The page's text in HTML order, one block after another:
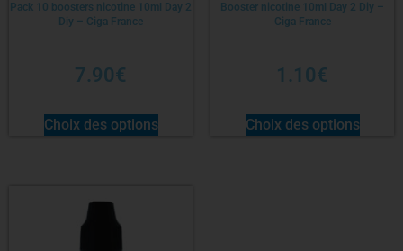
Pack 10 boosters nicotine 10ml Day 2
Diy – Ciga France
7.90€
Choix des options
Booster nicotine 10ml Day 2 Diy –
Ciga France
1.10€
Choix des options